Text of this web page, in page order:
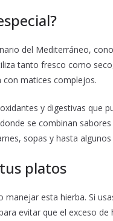
del Mediterráneo,
tanto fresco como
matices complejos.
y digestivas que
se combinan
sopas y hasta algunos
platos
esta hierba. Si
evitar que el exceso de